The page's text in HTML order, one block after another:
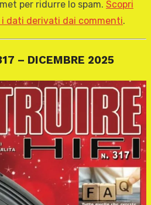
per ridurre lo spam. Scopri
dati derivati dai commenti.
– DICEMBRE 2025